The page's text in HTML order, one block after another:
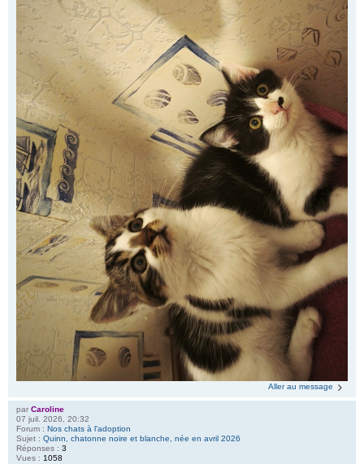
Aller au message
par Caroline
07 juil. 2026, 20:32
Forum : Nos chats à l'adoption
Sujet : Quinn, chatonne noire et blanche, née en avril 2026
Réponses : 3
Vues : 1058